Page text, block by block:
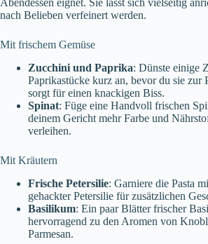
Abendessen eignet. Sie lässt sich vielseitig
nach Belieben verfeinert werden.
Mit frischem Gemüse
Zucchini und Paprika: Dünste einige
Paprikastücke kurz an, bevor du sie zur
sorgt für einen knackigen Biss.
Spinat: Füge eine Handvoll frischen
deinem Gericht mehr Farbe und
verleihen.
Mit Kräutern
Frische Petersilie: Garniere die Pasta
gehackter Petersilie für zusätzlichen
Basilikum: Ein paar Blätter frischer
hervorragend zu den Aromen von
Parmesan.